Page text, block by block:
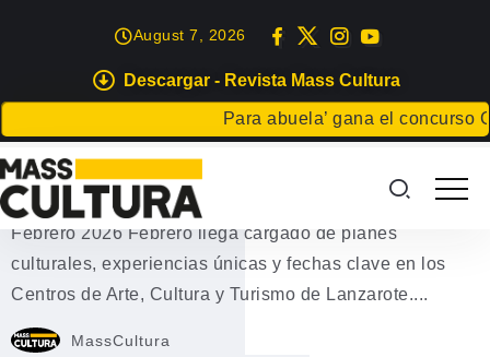
Descargar - Revista Mass Cultura
Para abuela’ gana el concurso
August 7, 2026
EVENTOS
Agenda Cultural Febrero 2026
Centros de Arte, Cultura y Turismo de Lanzarote |
Febrero 2026 Febrero llega cargado de planes
culturales, experiencias únicas y fechas clave en los
Centros de Arte, Cultura y Turismo de Lanzarote....
MassCultura